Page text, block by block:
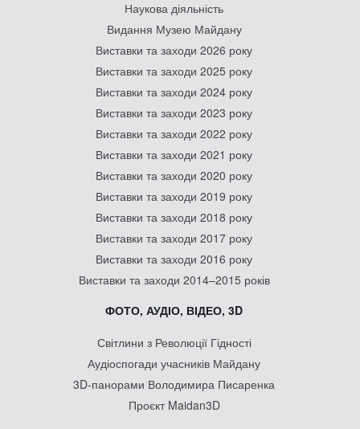
Наукова діяльність
Видання Музею Майдану
Виставки та заходи 2026 року
Виставки та заходи 2025 року
Виставки та заходи 2024 року
Виставки та заходи 2023 року
Виставки та заходи 2022 року
Виставки та заходи 2021 року
Виставки та заходи 2020 року
Виставки та заходи 2019 року
Виставки та заходи 2018 року
Виставки та заходи 2017 року
Виставки та заходи 2016 року
Виставки та заходи 2014–2015 років
ФОТО, АУДІО, ВІДЕО, 3D
Світлини з Революції Гідності
Аудіоспогади учасників Майдану
3D-панорами Володимира Писаренка
Проєкт Maidan3D